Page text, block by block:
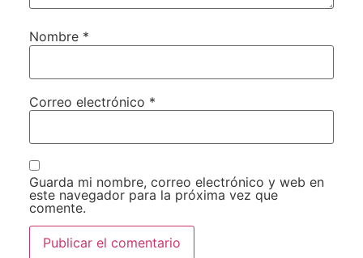
Nombre *
Correo electrónico *
Guarda mi nombre, correo electrónico y web en
este navegador para la próxima vez que
comente.